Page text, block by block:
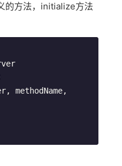
的方法，initialize方法